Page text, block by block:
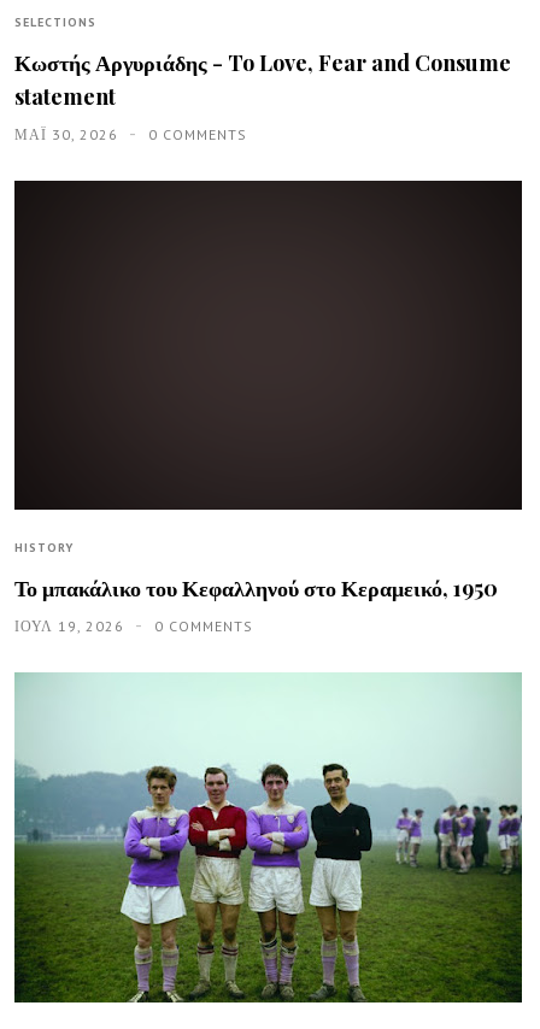
SELECTIONS
Κωστής Αργυριάδης - To Love, Fear and Consume
statement
ΜΑΪ́ 30, 2026 0 COMMENTS
HISTORY
Το μπακάλικο του Κεφαλληνού στο Κεραμεικό, 1950
ΙΟΥΛ 19, 2026 0 COMMENTS